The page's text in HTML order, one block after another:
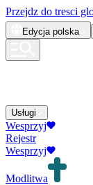
Przejdz do tresci
Edycja polska
Usługi
Wesprzyj
Rejestr
Wesprzyj
Modlitwa